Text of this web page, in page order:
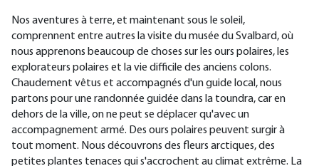
Nos aventures à terre, et maintenant sous le soleil,
comprennent entre autres la visite du musée du Svalbard, où
nous apprenons beaucoup de choses sur les ours polaires, les
explorateurs polaires et la vie difficile des anciens colons.
Chaudement vêtus et accompagnés d'un guide local, nous
partons pour une randonnée guidée dans la toundra, car en
dehors de la ville, on ne peut se déplacer qu'avec un
accompagnement armé. Des ours polaires peuvent surgir à
tout moment. Nous découvrons des fleurs arctiques, des
petites plantes tenaces qui s'accrochent au climat extrême. La